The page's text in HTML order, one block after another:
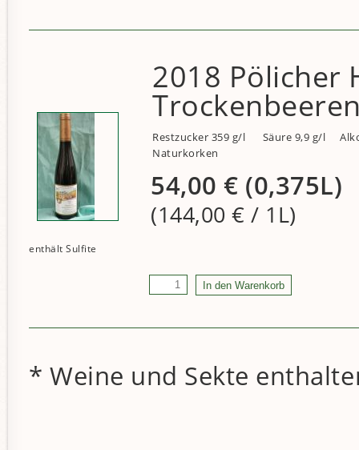
2018 Pölicher
Restzucker 359 g/l Säure 9,9 g/l
Naturkorken
54,00 € (0,375L)
(144,00€ / 1L)
* Weine und Sekte